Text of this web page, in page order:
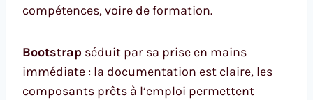
compétences, voire de formation.
Bootstrap séduit par sa prise en mains
immédiate : la documentation est claire, les
composants prêts à l’emploi permettent